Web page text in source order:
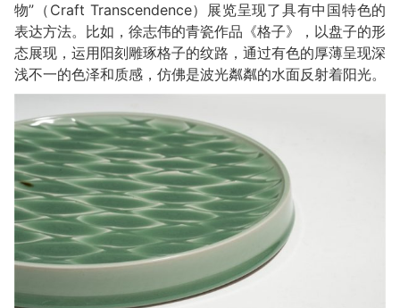
物”（Craft Transcendence）展览呈现了具有中国特色的
表达方法。比如，徐志伟的青瓷作品《格子》，以盘子的形
态展现，运用阳刻雕琢格子的纹路，通过有色的厚薄呈现深
浅不一的色泽和质感，仿佛是波光粼粼的水面反射着阳光。